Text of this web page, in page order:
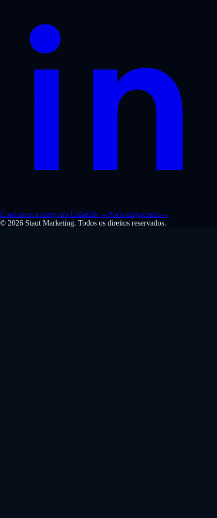
Conecte-se comigo no LinkedIn →Pedir diagnóstico→
© 2026 Staut Marketing. Todos os direitos reservados.